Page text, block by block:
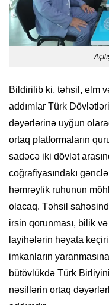
Bildirilib ki, təhsil, elm
addımlar Türk
dəyərlərinə uyğun
ortaq platformaların
sadəcə iki dövlət
coğrafiyasındakı
həmrəylik ruhunun
olacaq. Təhsil
irsin qorunması, bilik
layihələrin həyata
imkanların
bütövlükdə Türk
nəsillərin ortaq